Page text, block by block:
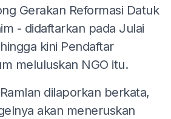
Gerakan Reformasi Datuk
- didaftarkan pada Julai
kini Pendaftar
meluluskan NGO itu.
dilaporkan berkata,
akan meneruskan